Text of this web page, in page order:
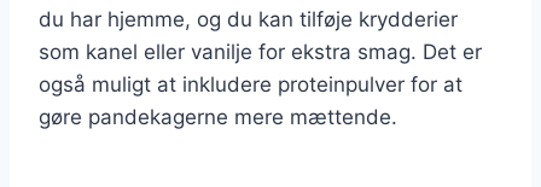
du har hjemme, og du kan tilføje krydderier
som kanel eller vanilje for ekstra smag. Det er
også muligt at inkludere proteinpulver for at
gøre pandekagerne mere mættende.